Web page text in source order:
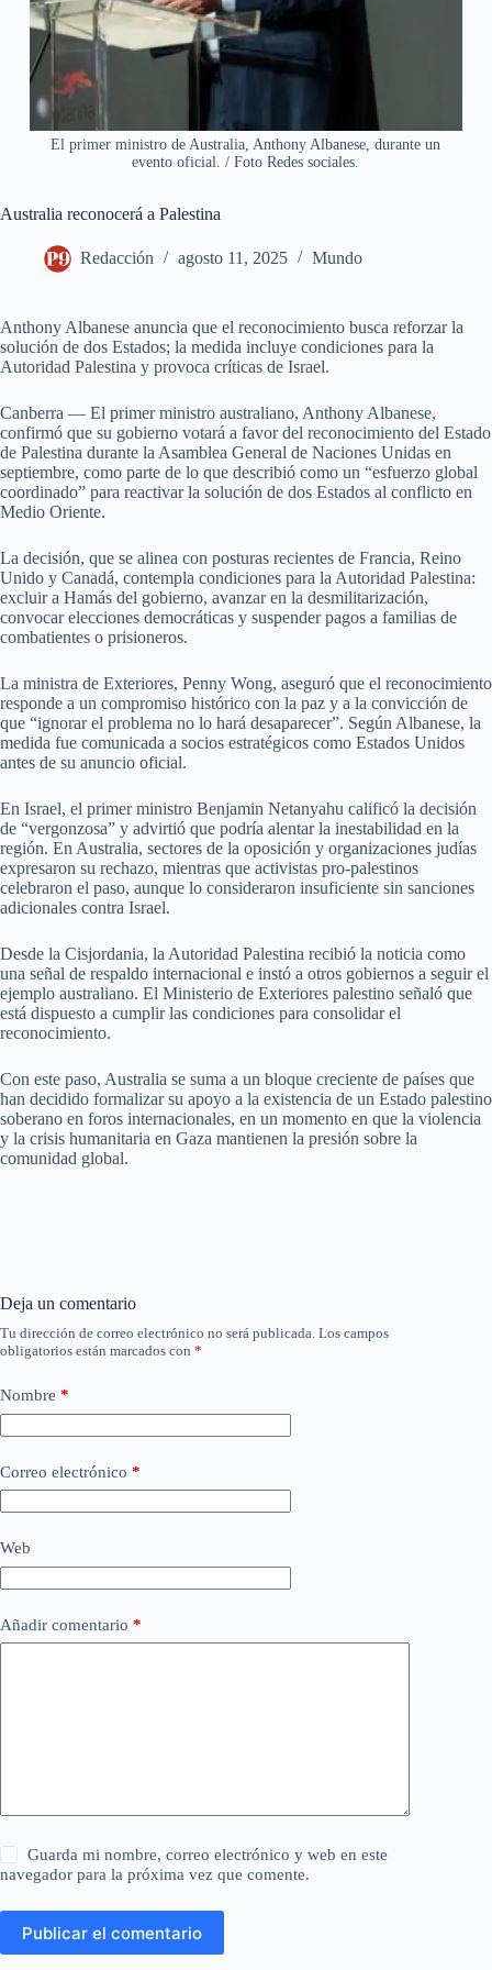
El primer ministro de Australia, Anthony Albanese, durante un
evento oficial. / Foto Redes sociales.
Australia reconocerá a Palestina
Redacción agosto 11, 2025 Mundo
Anthony Albanese anuncia que el reconocimiento busca reforzar la
solución de dos Estados; la medida incluye condiciones para la
Autoridad Palestina y provoca críticas de Israel.
Canberra — El primer ministro australiano, Anthony Albanese,
confirmó que su gobierno votará a favor del reconocimiento del Estado
de Palestina durante la Asamblea General de Naciones Unidas en
septiembre, como parte de lo que describió como un “esfuerzo global
coordinado” para reactivar la solución de dos Estados al conflicto en
Medio Oriente.
La decisión, que se alinea con posturas recientes de Francia, Reino
Unido y Canadá, contempla condiciones para la Autoridad Palestina:
excluir a Hamás del gobierno, avanzar en la desmilitarización,
convocar elecciones democráticas y suspender pagos a familias de
combatientes o prisioneros.
La ministra de Exteriores, Penny Wong, aseguró que el reconocimiento
responde a un compromiso histórico con la paz y a la convicción de
que “ignorar el problema no lo hará desaparecer”. Según Albanese, la
medida fue comunicada a socios estratégicos como Estados Unidos
antes de su anuncio oficial.
En Israel, el primer ministro Benjamin Netanyahu calificó la decisión
de “vergonzosa” y advirtió que podría alentar la inestabilidad en la
región. En Australia, sectores de la oposición y organizaciones judías
expresaron su rechazo, mientras que activistas pro-palestinos
celebraron el paso, aunque lo consideraron insuficiente sin sanciones
adicionales contra Israel.
Desde la Cisjordania, la Autoridad Palestina recibió la noticia como
una señal de respaldo internacional e instó a otros gobiernos a seguir el
ejemplo australiano. El Ministerio de Exteriores palestino señaló que
está dispuesto a cumplir las condiciones para consolidar el
reconocimiento.
Con este paso, Australia se suma a un bloque creciente de países que
han decidido formalizar su apoyo a la existencia de un Estado palestino
soberano en foros internacionales, en un momento en que la violencia
y la crisis humanitaria en Gaza mantienen la presión sobre la
comunidad global.
Deja un comentario
Tu dirección de correo electrónico no será publicada. Los campos
obligatorios están marcados con *
Nombre *
Correo electrónico *
Web
Añadir comentario *
Guarda mi nombre, correo electrónico y web en este
navegador para la próxima vez que comente.
Publicar el comentario